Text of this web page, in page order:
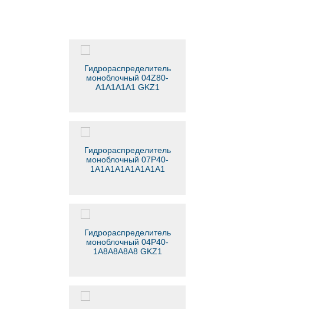
Гидрораспределитель
моноблочный 04Z80-
А1А1А1А1 GKZ1
Гидрораспределитель
моноблочный 07Р40-
1А1А1А1А1A1A1A1
Гидрораспределитель
моноблочный 04Р40-
1А8А8A8A8 GKZ1